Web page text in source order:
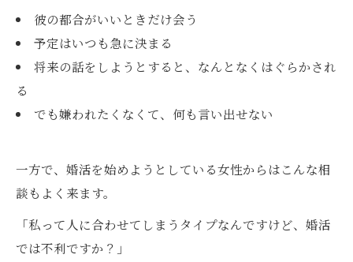
彼の都合がいいときだけ会う
予定はいつも急に決まる
将来の話をしようとすると、なんとなくはぐらかされ
る
でも嫌われたくなくて、何も言い出せない
一方で、婚活を始めようとしている女性からはこんな相
談もよく来ます。
「私って人に合わせてしまうタイプなんですけど、婚活
では不利ですか？」